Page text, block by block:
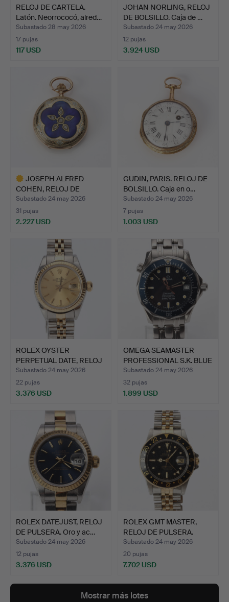
RELOJ DE CARTELA.
Latón. Neorrococó, alred…
Subastado 28 may 2026
17 pujas
117 USD
JOHAN NORLING, RELOJ
DE BOLSILLO. Caja de …
Subastado 24 may 2026
12 pujas
3.924 USD
JOSEPH ALFRED
COHEN, RELOJ DE
BOLSILLO. Ca…
Subastado 24 may 2026
31 pujas
2.227 USD
seleccionado
GUDIN, PARIS. RELOJ DE
BOLSILLO. Caja en o…
Subastado 24 may 2026
7 pujas
1.003 USD
ROLEX OYSTER
PERPETUAL DATE, RELOJ
DE PULS…
Subastado 24 may 2026
22 pujas
3.376 USD
OMEGA SEAMASTER
PROFESSIONAL S.K. BLUE
WAV…
Subastado 24 may 2026
32 pujas
1.899 USD
ROLEX DATEJUST, RELOJ
DE PULSERA. Oro y ac…
Subastado 24 may 2026
12 pujas
3.376 USD
ROLEX GMT MASTER,
RELOJ DE PULSERA.
Acero …
Subastado 24 may 2026
20 pujas
7.702 USD
Mostrar más lotes